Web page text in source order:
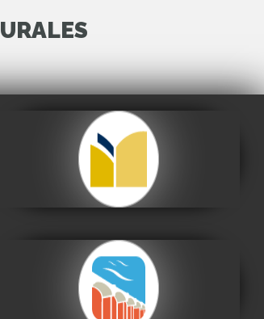
Archivo y Biblioteca
Nacionales de Bolivia
Centro de la Cultura
Plurinacional
Visitar